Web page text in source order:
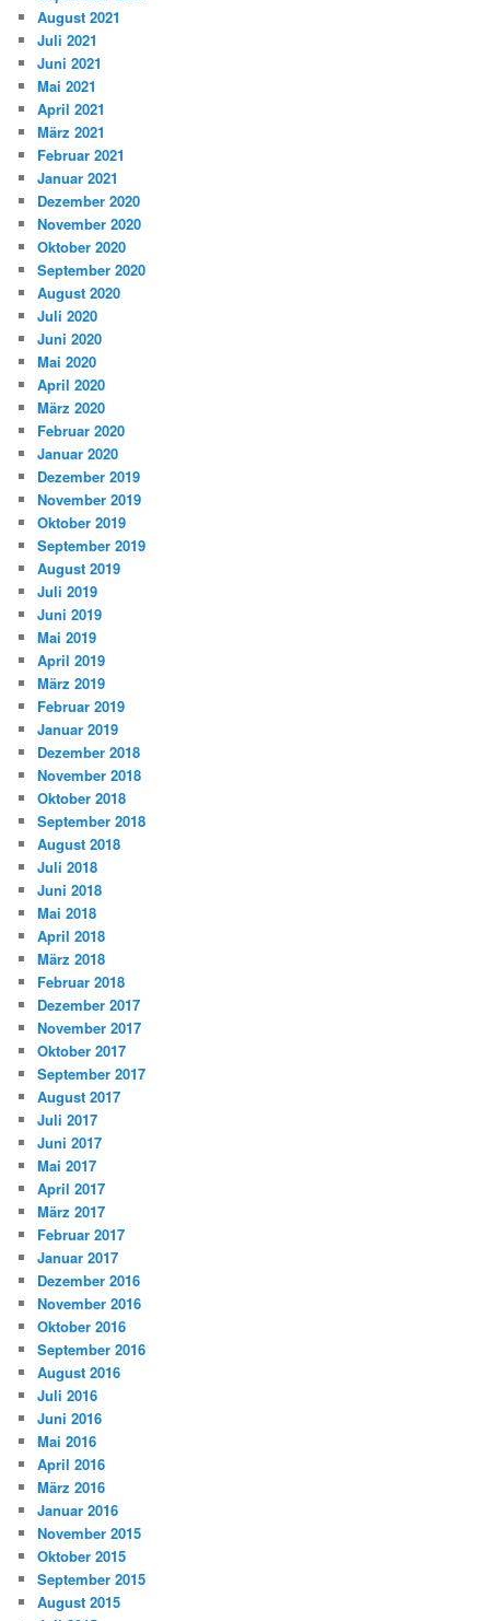
August 2021
Juli 2021
Juni 2021
Mai 2021
April 2021
März 2021
Februar 2021
Januar 2021
Dezember 2020
November 2020
Oktober 2020
September 2020
August 2020
Juli 2020
Juni 2020
Mai 2020
April 2020
März 2020
Februar 2020
Januar 2020
Dezember 2019
November 2019
Oktober 2019
September 2019
August 2019
Juli 2019
Juni 2019
Mai 2019
April 2019
März 2019
Februar 2019
Januar 2019
Dezember 2018
November 2018
Oktober 2018
September 2018
August 2018
Juli 2018
Juni 2018
Mai 2018
April 2018
März 2018
Februar 2018
Dezember 2017
November 2017
Oktober 2017
September 2017
August 2017
Juli 2017
Juni 2017
Mai 2017
April 2017
März 2017
Februar 2017
Januar 2017
Dezember 2016
November 2016
Oktober 2016
September 2016
August 2016
Juli 2016
Juni 2016
Mai 2016
April 2016
März 2016
Januar 2016
November 2015
Oktober 2015
September 2015
August 2015